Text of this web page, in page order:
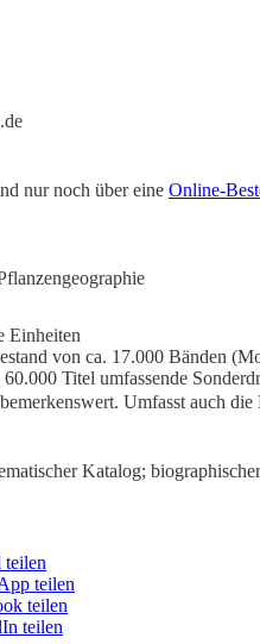
nur noch über eine Online-
Einheiten
von ca. 17.000 Bänden
60.000 Titel umfassende
Umfasst auch
Katalog;
teilen
teilen
teilen
teilen